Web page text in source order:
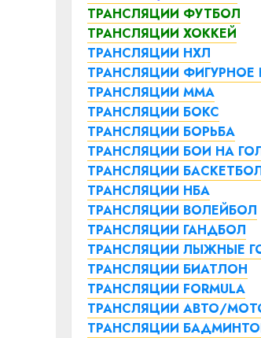
ТРАНСЛЯЦИИ ФУТБОЛ
ТРАНСЛЯЦИИ ХОККЕЙ
ТРАНСЛЯЦИИ НХЛ
ТРАНСЛЯЦИИ ФИГУРНОЕ
ТРАНСЛЯЦИИ ММА
ТРАНСЛЯЦИИ БОКС
ТРАНСЛЯЦИИ БОРЬБА
ТРАНСЛЯЦИИ БОИ НА
ТРАНСЛЯЦИИ
ТРАНСЛЯЦИИ НБА
ТРАНСЛЯЦИИ ВОЛЕЙБОЛ
ТРАНСЛЯЦИИ ГАНДБОЛ
ТРАНСЛЯЦИИ ЛЫЖНЫЕ
ТРАНСЛЯЦИИ БИАТЛОН
ТРАНСЛЯЦИИ FORMULA
ТРАНСЛЯЦИИ АВТО/
ТРАНСЛЯЦИИ